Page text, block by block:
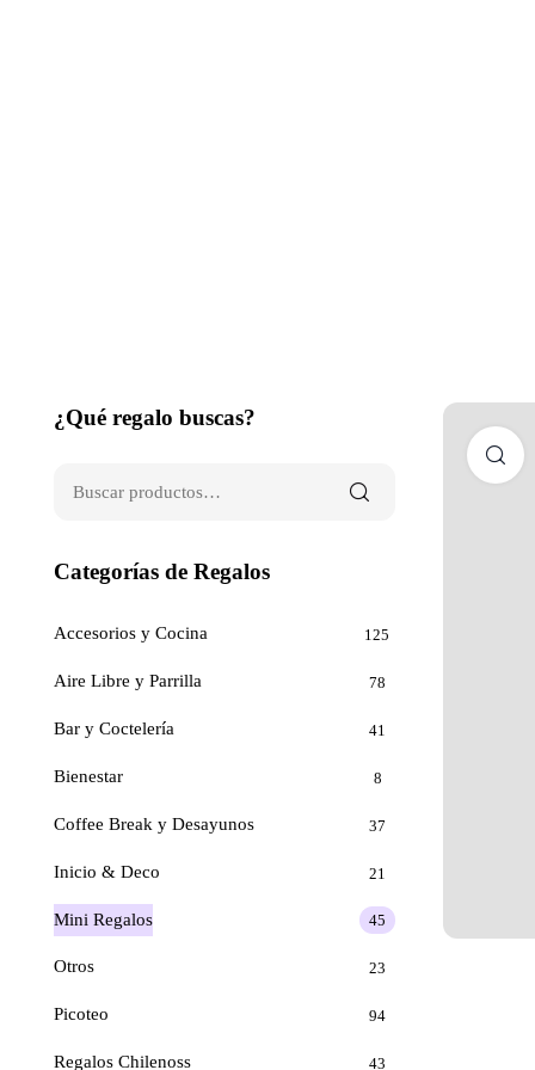
¿Qué regalo buscas?
Categorías de Regalos
Accesorios y Cocina 125
Aire Libre y Parrilla 78
Bar y Coctelería 41
Bienestar 8
Coffee Break y Desayunos 37
Inicio & Deco 21
Mini Regalos 45
Otros 23
Picoteo 94
Regalos Chilenoss 43